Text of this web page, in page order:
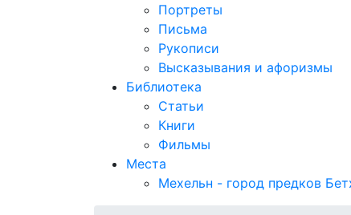
Портреты
Письма
Рукописи
Высказывания и афоризмы
Библиотека
Статьи
Книги
Фильмы
Места
Мехельн - город предков